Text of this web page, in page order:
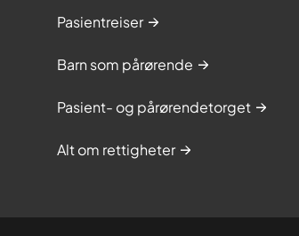
Pasientreiser
Barn som pårørende
Pasient- og pårørendetorget
Alt om rettigheter